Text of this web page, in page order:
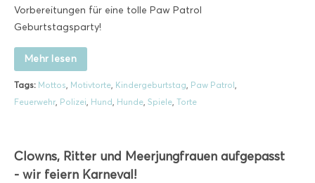
Vorbereitungen für eine tolle Paw Patrol
Geburtstagsparty!
Mehr lesen
Tags: Mottos, Motivtorte, Kindergeburtstag, Paw Patrol,
Feuerwehr, Polizei, Hund, Hunde, Spiele, Torte
Clowns, Ritter und Meerjungfrauen aufgepasst
- wir feiern Karneval!